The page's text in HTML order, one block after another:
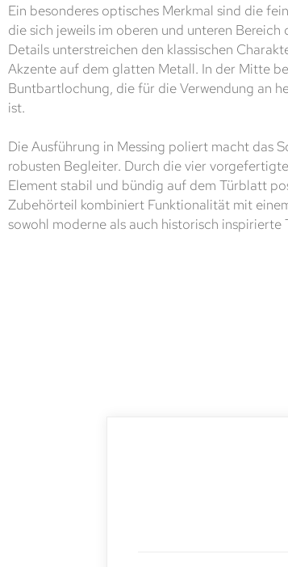
Ein besonderes optisches Merkmal sind die
die sich jeweils im oberen und unteren
Details unterstreichen den klassischen
Akzente auf dem glatten Metall. In der Mitte
Buntbartlochung, die für die Verwendung an
ist.
Die Ausführung in Messing poliert macht das
robusten Begleiter. Durch die vier
Element stabil und bündig auf dem Türblatt
Zubehörteil kombiniert Funktionalität mit
sowohl moderne als auch historisch inspirierte